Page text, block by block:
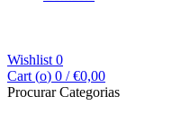
Wishlist 0
Cart (o) 0 / €0,00
Procurar Categorias